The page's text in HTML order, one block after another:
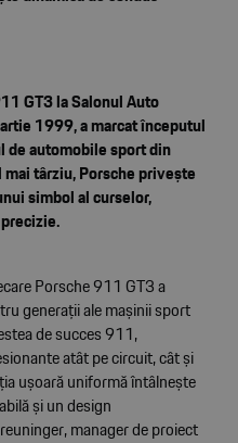
GT3 la Salonul Auto
1999, a marcat începutul
de automobile sport din
târziu, Porsche privește
simbol al curselor,
Porsche 911 GT3 a
generații ale mașinii sport
de succes 911,
atât pe circuit, cât și
ușoară uniformă întâlnește
și un design
manager de proiect